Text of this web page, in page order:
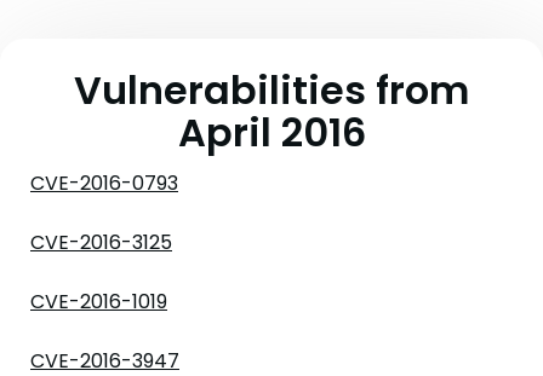
Vulnerabilities from
April 2016
CVE-2016-0793
CVE-2016-3125
CVE-2016-1019
CVE-2016-3947